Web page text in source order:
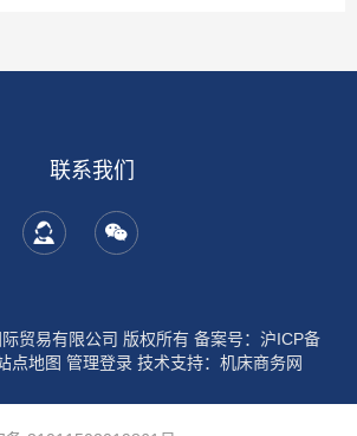
联系我们
贸易有限公司 版权所有 备案号：沪ICP备
点地图 管理登录技术支持： 机床商务网